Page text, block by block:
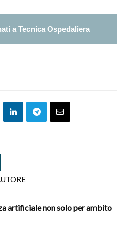
a Tecnica Ospedaliera
artificiale non solo per ambito